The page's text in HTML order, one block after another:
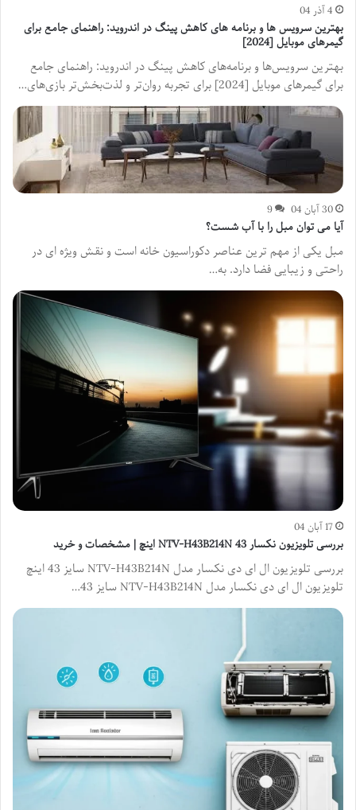
4 آذر 04
بهترین سرویس ها و برنامه های کاهش پینگ در اندروید: راهنمای جامع برای
گیمرهای موبایل [2024]
بهترین سرویس‌ها و برنامه‌های کاهش پینگ در اندروید: راهنمای جامع
برای گیمرهای موبایل [2024] برای تجربه روان‌تر و لذت‌بخش‌تر بازی‌های…
30 آبان 04 9
آیا می توان مبل را با آب شست؟
مبل یکی از مهم ترین عناصر دکوراسیون خانه است و نقش ویژه ای در
راحتی و زیبایی فضا دارد. به…
17 آبان 04
بررسی تلویزیون نکسار NTV-H43B214N 43 اینچ | مشخصات و خرید
بررسی تلویزیون ال ای دی نکسار مدل NTV-H43B214N سایز 43 اینچ
تلویزیون ال ای دی نکسار مدل NTV-H43B214N سایز 43…